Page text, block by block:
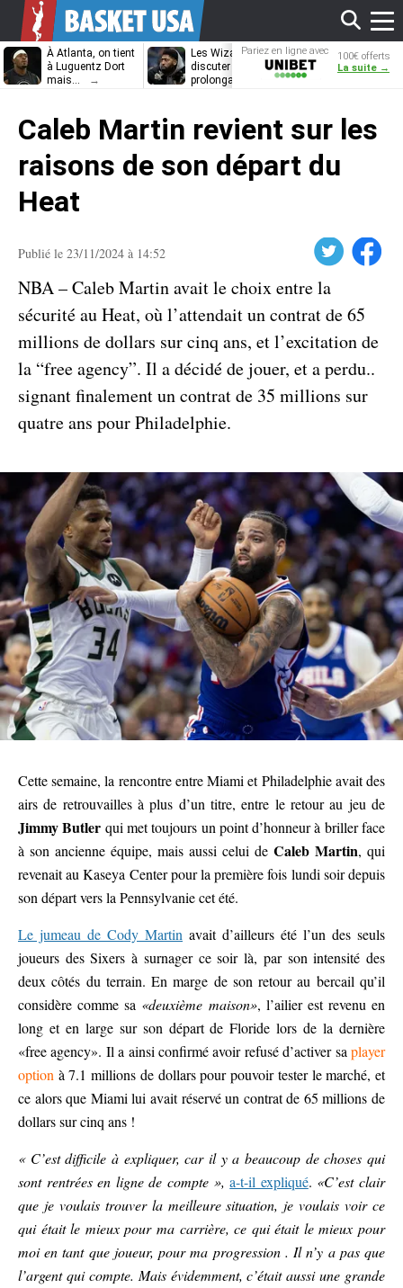
À Atlanta, on tient
à Luguentz Dort
mais…
Les Wizards vont
discuter
prolongation avec
Dennis
découvrira-t-il
Pariez en ligne avec
Unibet
100€ offerts
La suite →
Caleb Martin revient sur les
raisons de son départ du
Heat
Publié le 23/11/2024 à 14:52 Facebook
NBA – Caleb Martin avait le choix entre la
sécurité au Heat, où l’attendait un contrat de 65
millions de dollars sur cinq ans, et l’excitation de
la “free agency”. Il a décidé de jouer, et a perdu..
signant finalement un contrat de 35 millions sur
quatre ans pour Philadelphie.
Cette semaine, la rencontre entre Miami et Philadelphie avait des
airs de retrouvailles à plus d’un titre, entre le retour au jeu de
Jimmy Butler qui met toujours un point d’honneur à briller face
à son ancienne équipe, mais aussi celui de Caleb Martin, qui
revenait au Kaseya Center pour la première fois lundi soir depuis
son départ vers la Pennsylvanie cet été.
Le jumeau de Cody Martin avait d’ailleurs été l’un des seuls
joueurs des Sixers à surnager ce soir là, par son intensité des
deux côtés du terrain. En marge de son retour au bercail qu’il
considère comme sa «deuxième maison», l’ailier est revenu en
long et en large sur son départ de Floride lors de la dernière
«free agency». Il a ainsi confirmé avoir refusé d’activer saplayer
option à 7.1 millions de dollars pour pouvoir tester le marché, et
ce alors que Miami lui avait réservé un contrat de 65 millions de
dollars sur cinq ans !
« C’est difficile à expliquer, car il y a beaucoup de choses qui
sont rentrées en ligne de compte », a-t-il expliqué. «C’est clair
que je voulais trouver la meilleure situation, je voulais voir ce
qui était le mieux pour ma carrière, ce qui était le mieux pour
moi en tant que joueur, pour ma progression . Il n’y a pas que
l’argent qui compte. Mais évidemment, c’était aussi une grande